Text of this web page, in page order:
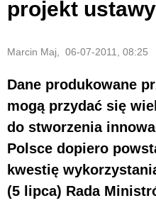
projekt ustawy
Marcin Maj, 06-07-2011, 08:25
Dane produkowane
mogą przydać się
do stworzenia
Polsce dopiero
kwestię
(5 lipca) Rada